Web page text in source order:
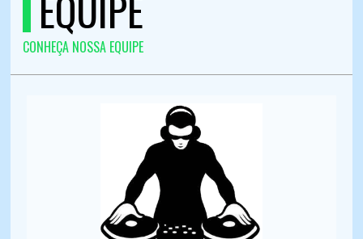
CONHEÇA NOSSA EQUIPE